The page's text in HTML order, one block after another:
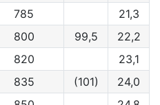
785
21,3
800 99,5
22,2
820
23,1
835 (101)
24,0